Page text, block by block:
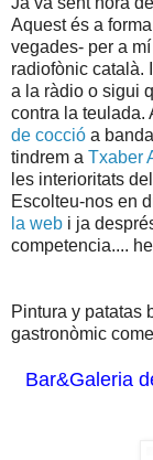
Aquest és a
vegades- per a
radiofònic català.
a la ràdio o sigui
contra la teulada.
de cocció a
tindrem a Txaber
les interioritats
Escolteu-nos en
la web i ja
competencia....
Pintura y patatas
gastronòmic
Bar&Galeria